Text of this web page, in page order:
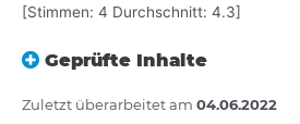
[Stimmen: 4 Durchschnitt: 4.3]
Geprüfte Inhalte
Zuletzt überarbeitet am 04.06.2022